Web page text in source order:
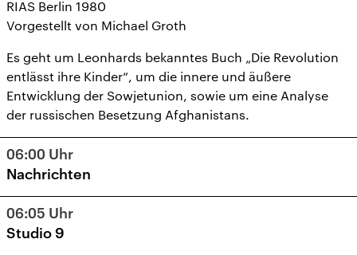
RIAS Berlin 1980
Vorgestellt von Michael Groth
Es geht um Leonhards bekanntes Buch „Die Revolution
entlässt ihre Kinder“, um die innere und äußere
Entwicklung der Sowjetunion, sowie um eine Analyse
der russischen Besetzung Afghanistans.
06:00 Uhr
Nachrichten
06:05 Uhr
Studio 9